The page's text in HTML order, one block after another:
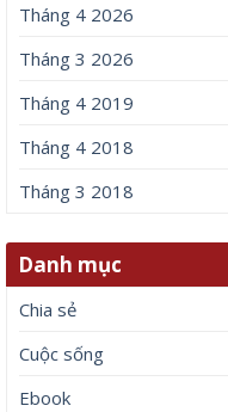
Tháng 4 2026
Tháng 3 2026
Tháng 4 2019
Tháng 4 2018
Tháng 3 2018
Danh mục
Chia sẻ
Cuộc sống
Ebook